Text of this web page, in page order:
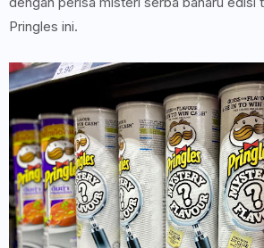
Pringles ini.